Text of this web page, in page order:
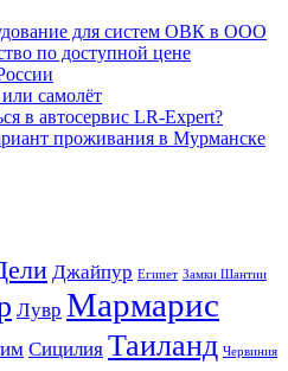
для систем ОВК в ООО
по доступной цене
самолёт
в автосервис LR-Expert?
проживания в Мурманске
Джайпур Египет Замки Шантии
Лувр Мармарис
Сицилия Таиланд Червиния